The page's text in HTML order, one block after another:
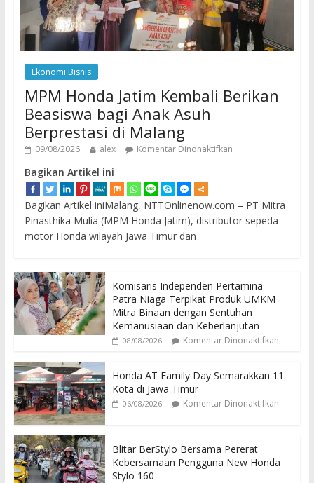
Ekonomi Bisnis
MPM Honda Jatim Kembali Berikan
Beasiswa bagi Anak Asuh
Berprestasi di Malang
09/08/2026 alex Komentar Dinonaktifkan
Bagikan Artikel ini
Bagikan Artikel iniMalang, NTTOnlinenow.com – PT Mitra
Pinasthika Mulia (MPM Honda Jatim), distributor sepeda
motor Honda wilayah Jawa Timur dan
Komisaris Independen Pertamina
Patra Niaga Terpikat Produk UMKM
Mitra Binaan dengan Sentuhan
Kemanusiaan dan Keberlanjutan
08/08/2026 Komentar Dinonaktifkan
Honda AT Family Day Semarakkan 11
Kota di Jawa Timur
06/08/2026 Komentar Dinonaktifkan
Blitar BerStylo Bersama Pererat
Kebersamaan Pengguna New Honda
Stylo 160